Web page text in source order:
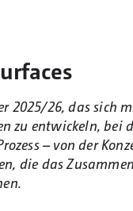
2025/26, das sich
zu entwickeln, bei
– von der
die das